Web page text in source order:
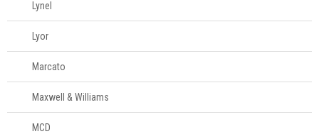
Lynel
Lyor
Marcato
Maxwell & Williams
MCD